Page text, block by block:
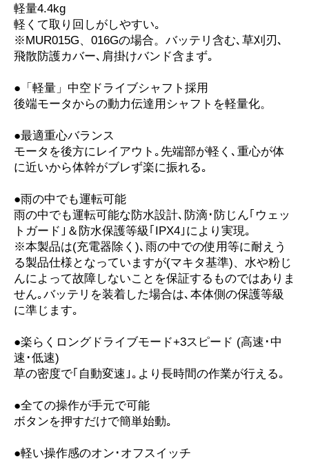
軽量4.4kg
軽くて取り回しがしやすい｡
※MUR015G、016Gの場合。バッテリ含む､草刈刃､
飛散防護カバー､肩掛けバンド含まず｡
●「軽量」中空ドライブシャフト採用
後端モータからの動力伝達用シャフトを軽量化。
●最適重心バランス
モータを後方にレイアウト｡先端部が軽く､重心が体
に近いから体幹がブレず楽に振れる｡
●雨の中でも運転可能
雨の中でも運転可能な防水設計､防滴･防じん｢ウェッ
トガード｣＆防水保護等級｢IPX4｣により実現｡
※本製品は(充電器除く)､雨の中での使用等に耐えう
る製品仕様となっていますが(マキタ基準)、水や粉じ
んによって故障しないことを保証するものではありま
せん｡バッテリを装着した場合は､本体側の保護等級
に準じます｡
●楽らくロングドライブモード+3スピード (高速･中
速･低速)
草の密度で｢自動変速｣｡より長時間の作業が行える｡
●全ての操作が手元で可能
ボタンを押すだけで簡単始動｡
●軽い操作感のオン･オフスイッチ